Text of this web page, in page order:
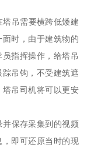
吊需要横跨低矮建
时，由于建筑物的
指挥操作，给塔吊
吊钩，不受建筑遮
吊司机将可以更安
保存采集到的视频
即可还原当时的现